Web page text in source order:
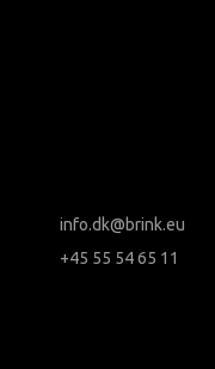
info.dk@brink.eu
+45 55 54 65 11